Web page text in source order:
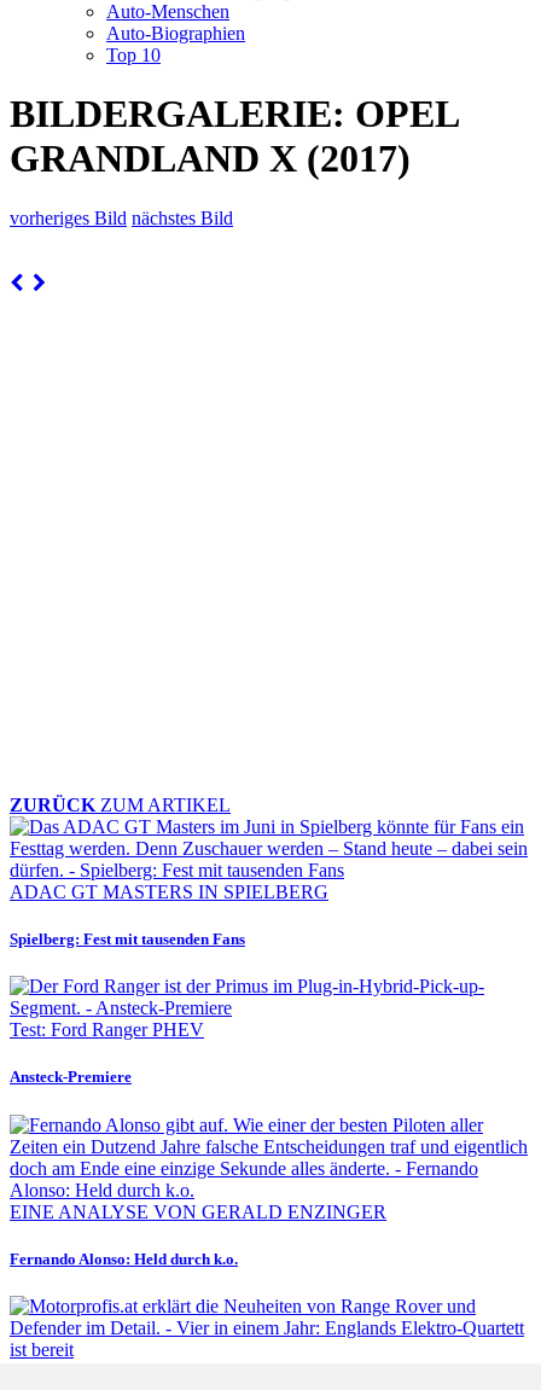
Auto-Menschen
Auto-Biographien
Top 10
BILDERGALERIE: OPEL
GRANDLAND X (2017)
vorheriges Bild nächstes Bild
ZURÜCK ZUM ARTIKEL
ADAC GT MASTERS IN SPIELBERG
Spielberg: Fest mit tausenden Fans
Test: Ford Ranger PHEV
Ansteck-Premiere
EINE ANALYSE VON GERALD ENZINGER
Fernando Alonso: Held durch k.o.